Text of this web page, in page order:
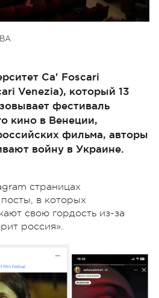
Ca' Foscari
Venezia), который 13
фестиваль
кино в Венеции,
фильма, авторы
войну в Украине.
страницах
в которых
свою гордость из-за
россия».